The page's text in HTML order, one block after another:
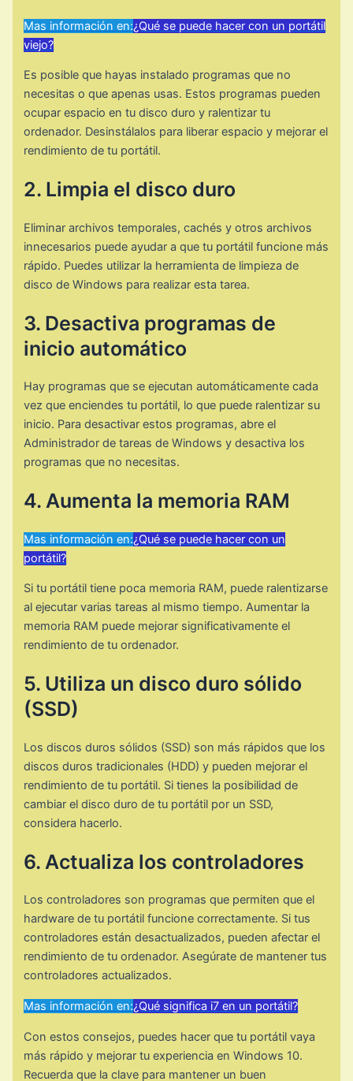
Mas información en:¿Qué se puede hacer con un portátil
viejo?
Es posible que hayas instalado programas que no
necesitas o que apenas usas. Estos programas pueden
ocupar espacio en tu disco duro y ralentizar tu
ordenador. Desinstálalos para liberar espacio y mejorar el
rendimiento de tu portátil.
2. Limpia el disco duro
Eliminar archivos temporales, cachés y otros archivos
innecesarios puede ayudar a que tu portátil funcione más
rápido. Puedes utilizar la herramienta de limpieza de
disco de Windows para realizar esta tarea.
3. Desactiva programas de
inicio automático
Hay programas que se ejecutan automáticamente cada
vez que enciendes tu portátil, lo que puede ralentizar su
inicio. Para desactivar estos programas, abre el
Administrador de tareas de Windows y desactiva los
programas que no necesitas.
4. Aumenta la memoria RAM
Mas información en:¿Qué se puede hacer con un
portátil?
Si tu portátil tiene poca memoria RAM, puede ralentizarse
al ejecutar varias tareas al mismo tiempo. Aumentar la
memoria RAM puede mejorar significativamente el
rendimiento de tu ordenador.
5. Utiliza un disco duro sólido
(SSD)
Los discos duros sólidos (SSD) son más rápidos que los
discos duros tradicionales (HDD) y pueden mejorar el
rendimiento de tu portátil. Si tienes la posibilidad de
cambiar el disco duro de tu portátil por un SSD,
considera hacerlo.
6. Actualiza los controladores
Los controladores son programas que permiten que el
hardware de tu portátil funcione correctamente. Si tus
controladores están desactualizados, pueden afectar el
rendimiento de tu ordenador. Asegúrate de mantener tus
controladores actualizados.
Mas información en:¿Qué significa i7 en un portátil?
Con estos consejos, puedes hacer que tu portátil vaya
más rápido y mejorar tu experiencia en Windows 10.
Recuerda que la clave para mantener un buen